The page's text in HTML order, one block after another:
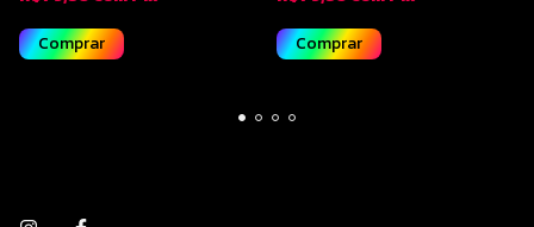
Comprar
Comprar